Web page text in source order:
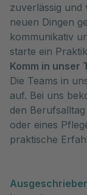
zuverlässig und
neuen Dingen
kommunikativ
starte ein
Komm in unser
Die Teams in
auf. Bei uns
den
oder eines
praktische